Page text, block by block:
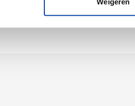
Weigeren